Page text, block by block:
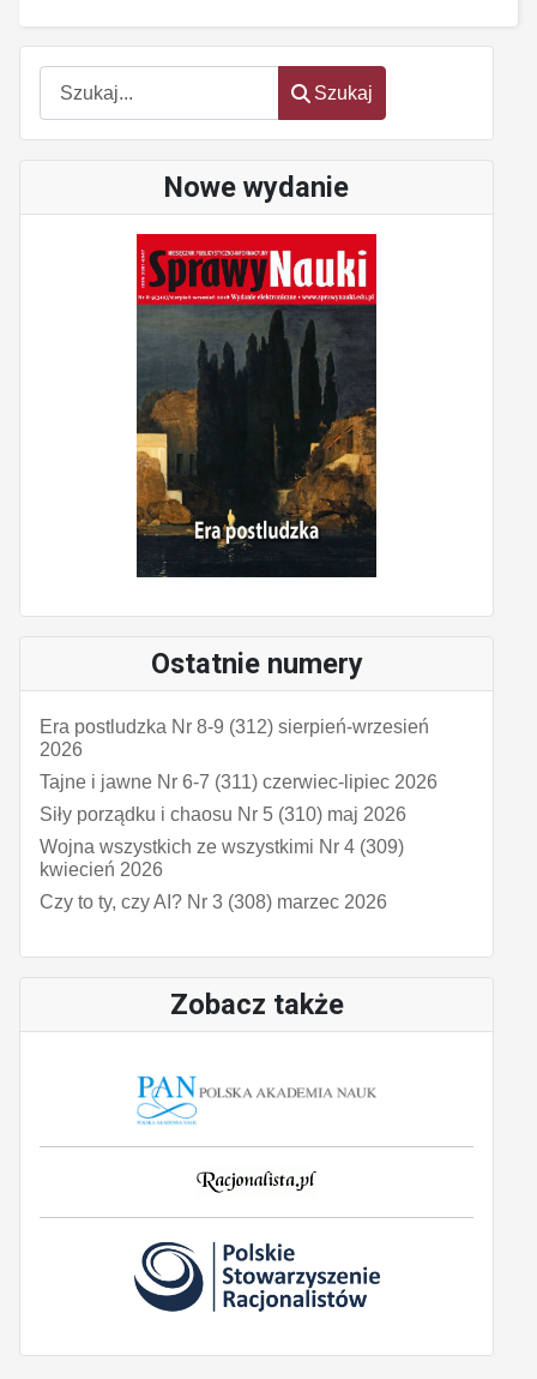
Szukaj
Szukaj
Nowe wydanie
Ostatnie numery
Era postludzka Nr 8-9 (312) sierpień-wrzesień
2026
Tajne i jawne Nr 6-7 (311) czerwiec-lipiec 2026
Siły porządku i chaosu Nr 5 (310) maj 2026
Wojna wszystkich ze wszystkimi Nr 4 (309)
kwiecień 2026
Czy to ty, czy AI? Nr 3 (308) marzec 2026
Zobacz także